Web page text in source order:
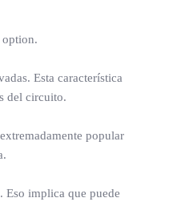
option.
Esta característica
del circuito.
popular
Eso implica que puede